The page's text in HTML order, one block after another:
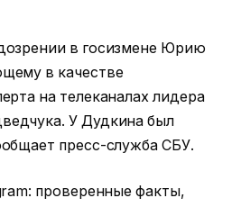
в госизмене Юрию
в качестве
на телеканалах лидера
У Дудкина был
пресс-служба СБУ.
проверенные факты,